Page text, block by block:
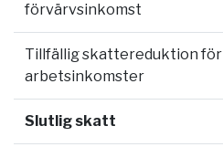
förvärvsinkomst
Tillfällig skattereduktion för
arbetsinkomster
Slutlig skatt